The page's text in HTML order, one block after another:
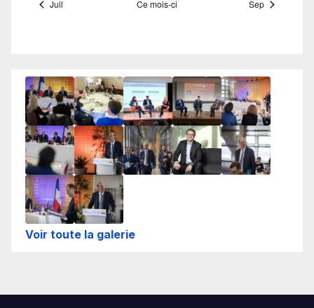
Voir toute la galerie